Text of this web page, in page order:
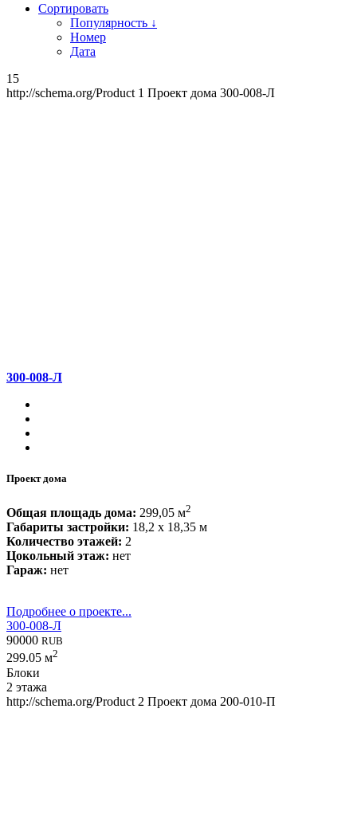
Сортировать
Популярность ↓
Номер
Дата
15
http://schema.org/Product 1 Проект дома 300-008-Л
300-008-Л
Проект дома
Общая площадь дома: 299,05 м2
Габариты застройки: 18,2 x 18,35 м
Количество этажей: 2
Цокольный этаж: нет
Гараж: нет
Подробнее о проекте...
300-008-Л
90000 RUB
299.05 м2
Блоки
2 этажа
http://schema.org/Product 2 Проект дома 200-010-П